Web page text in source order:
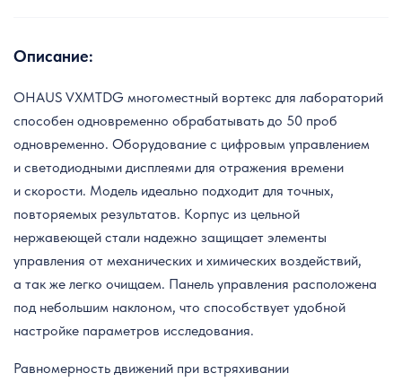
Описание:
OHAUS VXMTDG многоместный вортекс для лабораторий
способен одновременно обрабатывать до 50 проб
одновременно. Оборудование с цифровым управлением
и светодиодными дисплеями для отражения времени
и скорости. Модель идеально подходит для точных,
повторяемых результатов. Корпус из цельной
нержавеющей стали надежно защищает элементы
управления от механических и химических воздействий,
а так же легко очищаем. Панель управления расположена
под небольшим наклоном, что способствует удобной
настройке параметров исследования.
Равномерность движений при встряхивании